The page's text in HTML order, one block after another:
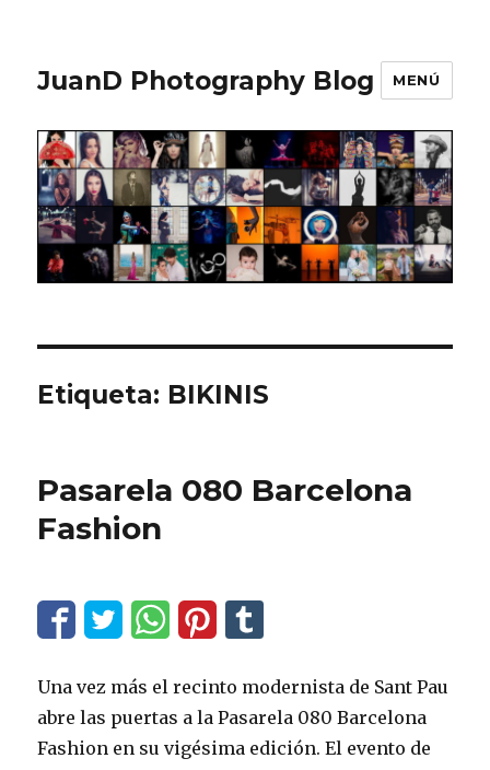
JuanD Photography Blog MENÚ
Etiqueta: BIKINIS
Pasarela 080 Barcelona
Fashion
Una vez más el recinto modernista de Sant Pau
abre las puertas a la Pasarela 080 Barcelona
Fashion en su vigésima edición. El evento de